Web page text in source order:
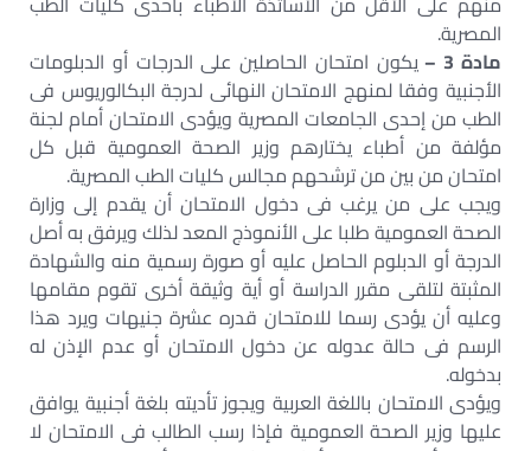
المصرية.
مادة 3 –
يكون امتحان الحاصلين على الدرجات أو الدبلومات
الأجنبية وفقا لمنهج الامتحان النهائى لدرجة البكالوريوس فى
الطب من إحدى الجامعات المصرية ويؤدى الامتحان أمام لجنة
مؤلفة من أطباء يختارهم وزير الصحة العمومية قبل كل
امتحان من بين من ترشحهم مجالس كليات الطب المصرية.
ويجب على من يرغب فى دخول الامتحان أن يقدم إلى وزارة
الصحة العمومية طلبا على الأنموذج المعد لذلك ويرفق به أصل
الدرجة أو الدبلوم الحاصل عليه أو صورة رسمية منه والشهادة
المثبتة لتلقى مقرر الدراسة أو أية وثيقة أخرى تقوم مقامها
وعليه أن يؤدى رسما للامتحان قدره عشرة جنيهات ويرد هذا
الرسم فى حالة عدوله عن دخول الامتحان أو عدم الإذن له
بدخوله.
ويؤدى الامتحان باللغة العربية ويجوز تأديته بلغة أجنبية يوافق
عليها وزير الصحة العمومية فإذا رسب الطالب فى الامتحان لا